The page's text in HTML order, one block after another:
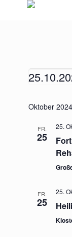
wählen.
Oktober 2024
FR.
25
25.
FR.
25
25.